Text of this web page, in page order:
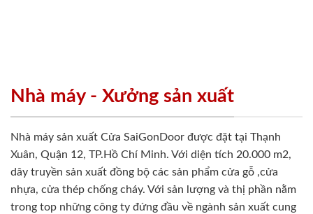
Nhà máy - Xưởng sản xuất
Nhà máy sản xuất Cửa SaiGonDoor được đặt tại Thạnh
Xuân, Quận 12, TP.Hồ Chí Minh. Với diện tích 20.000 m2,
dây truyền sản xuất đồng bộ các sản phẩm cửa gỗ ,cửa
nhựa, cửa thép chống cháy. Với sản lượng và thị phần nằm
trong top những công ty đứng đầu về ngành sản xuất cung